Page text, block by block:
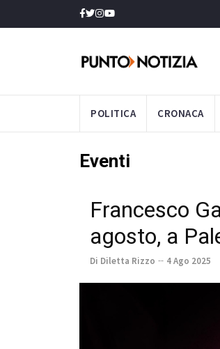
POLITICA CRONACA
Eventi
Francesco
agosto, a
Di Diletta Rizzo 4 Ago 2025